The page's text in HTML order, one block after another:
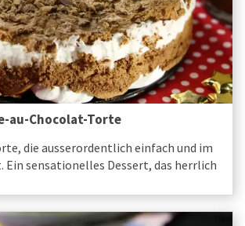
au-Chocolat-Torte
die ausserordentlich einfach und im
Ein sensationelles Dessert, das herrlich